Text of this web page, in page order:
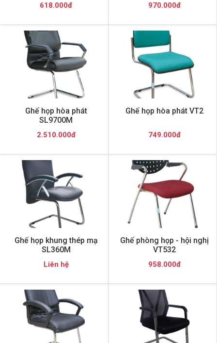
618.000đ 970.000đ
Ghế họp hòa phát
SL9700M
2.510.000đ
Ghế họp hòa phát VT2
749.000đ
Ghế họp khung thép mạ
SL360M
Liên hệ
Ghế phòng họp - hội nghị
VT532
958.000đ